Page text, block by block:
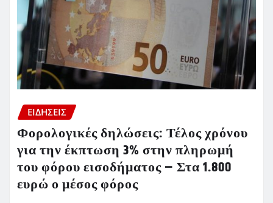
ΕΙΔΗΣΕΙΣ
Φορολογικές δηλώσεις: Τέλος χρόνου
για την έκπτωση 3% στην πληρωμή
του φόρου εισοδήματος – Στα 1.800
ευρώ ο μέσος φόρος